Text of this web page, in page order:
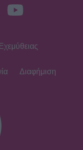
Διαφήμιση